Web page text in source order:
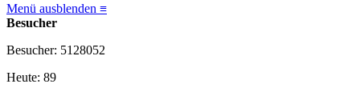
Menü ausblenden ≡
Besucher
Besucher: 5128052
Heute: 89